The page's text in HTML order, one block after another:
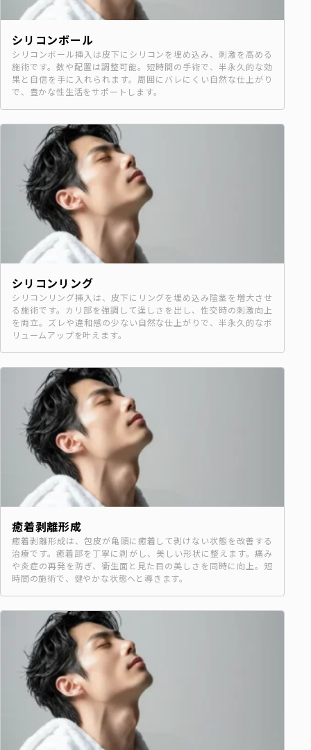
シリコンボール
シリコンボール挿入は皮下にシリコンを埋め込み、刺激を高める
施術です。数や配置は調整可能。短時間の手術で、半永久的な効
果と自信を手に入れられます。周囲にバレにくい自然な仕上がり
で、豊かな性生活をサポートします。
シリコンリング
シリコンリング挿入は、皮下にリングを埋め込み陰茎を増大させ
る施術です。カリ部を強調して逞しさを出し、性交時の刺激向上
を両立。ズレや違和感の少ない自然な仕上がりで、半永久的なボ
リュームアップを叶えます。
癒着剥離形成
癒着剥離形成は、包皮が亀頭に癒着して剥けない状態を改善する
治療です。癒着部を丁寧に剥がし、美しい形状に整えます。痛み
や炎症の再発を防ぎ、衛生面と見た目の美しさを同時に向上。短
時間の施術で、健やかな状態へと導きます。